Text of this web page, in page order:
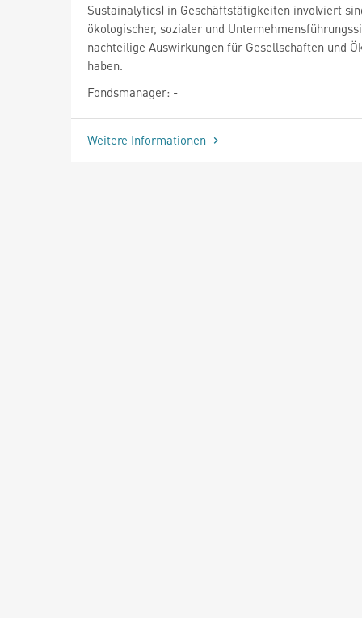
Sustainalytics) in Geschäftstätigkeiten involviert
ökologischer, sozialer und
nachteilige Auswirkungen für Gesellschaften und
haben.
Fondsmanager: -
Weitere Informationen